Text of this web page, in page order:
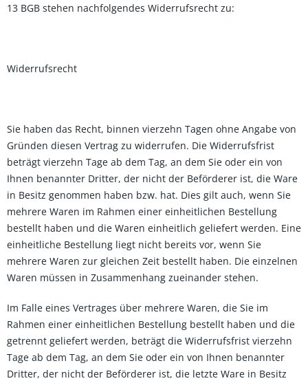
13 BGB stehen nachfolgendes Widerrufsrecht zu:
Widerrufsrecht
Sie haben das Recht, binnen vierzehn Tagen ohne Angabe von
Gründen diesen Vertrag zu widerrufen. Die Widerrufsfrist
beträgt vierzehn Tage ab dem Tag, an dem Sie oder ein von
Ihnen benannter Dritter, der nicht der Beförderer ist, die Ware
in Besitz genommen haben bzw. hat. Dies gilt auch, wenn Sie
mehrere Waren im Rahmen einer einheitlichen Bestellung
bestellt haben und die Waren einheitlich geliefert werden. Eine
einheitliche Bestellung liegt nicht bereits vor, wenn Sie
mehrere Waren zur gleichen Zeit bestellt haben. Die einzelnen
Waren müssen in Zusammenhang zueinander stehen.
Im Falle eines Vertrages über mehrere Waren, die Sie im
Rahmen einer einheitlichen Bestellung bestellt haben und die
getrennt geliefert werden, beträgt die Widerrufsfrist vierzehn
Tage ab dem Tag, an dem Sie oder ein von Ihnen benannter
Dritter, der nicht der Beförderer ist, die letzte Ware in Besitz